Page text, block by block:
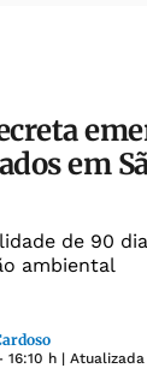
em
de 90
ambiental
16:10 h |